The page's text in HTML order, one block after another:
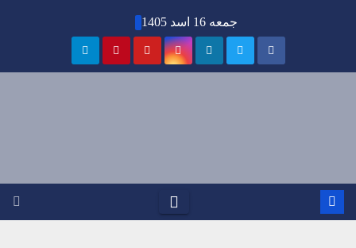
جمعه 16 اسد 1405